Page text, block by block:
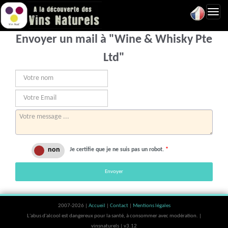
Envoyer un mail à "Wine & Whisky Pte
Ltd"
Je certifie que je ne suis pas un robot. *
Envoyer
2007-2026 | Accueil Contact
Mentions légales
L'abus d'alcool est dangereux pour la santé, à consommer avec modération. |
vinsnaturels | v3.12